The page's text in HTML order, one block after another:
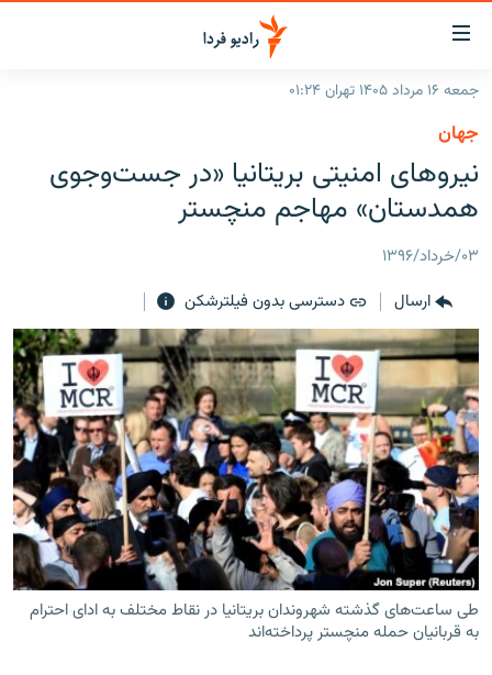
لینک‌های
قابلیت
دسترسی
بازگشت
منوی
اصلی
رفتن
صفحه
جستجو
جهان
برنامه‌های رادیویی
فرکانس‌ها
پادکست
چندرسانه‌ای
گزارش‌های تصویری
گزارش‌های ویدئویی
زنان فردا
English
به ما بپیوندید
زبان‌های دیگر
جمعه ۱۶ مرداد ۱۴۰۵ تهران ۰۱:۲۴
جهان
نیروهای امنیتی بریتانیا «در جست‌وجوی
همدستان» مهاجم منچستر
۰۳/خرداد/۱۳۹۶
ارسال
دسترسی بدون فیلترشکن
طی ساعت‌های گذشته شهروندان بریتانیا در نقاط مختلف به ادای احترام
به قربانیان حمله منچستر پرداخته‌اند